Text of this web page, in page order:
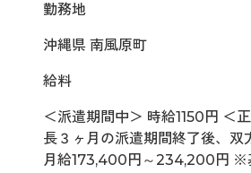
勤務地
沖縄県 南風原町
給料
＜派遣期間中＞ 時給1150円 ＜
長３ヶ月の派遣期間終了後、双
月給173,400円～234,200円 ※